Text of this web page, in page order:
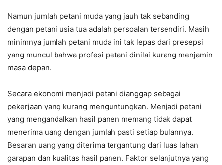
Namun jumlah petani muda yang jauh tak sebanding
dengan petani usia tua adalah persoalan tersendiri. Masih
minimnya jumlah petani muda ini tak lepas dari presepsi
yang muncul bahwa profesi petani dinilai kurang menjamin
masa depan.
Secara ekonomi menjadi petani dianggap sebagai
pekerjaan yang kurang menguntungkan. Menjadi petani
yang mengandalkan hasil panen memang tidak dapat
menerima uang dengan jumlah pasti setiap bulannya.
Besaran uang yang diterima tergantung dari luas lahan
garapan dan kualitas hasil panen. Faktor selanjutnya yang